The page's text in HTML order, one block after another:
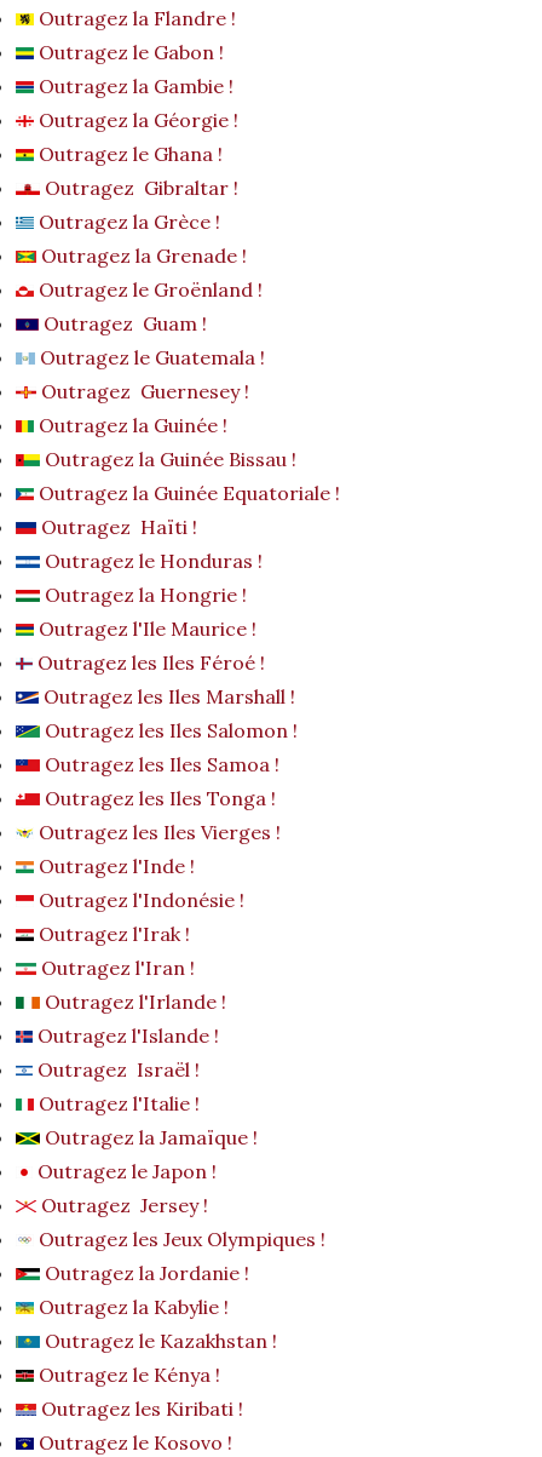
Outragez la Flandre !
Outragez le Gabon !
Outragez la Gambie !
Outragez la Géorgie !
Outragez le Ghana !
Outragez Gibraltar !
Outragez la Grèce !
Outragez la Grenade !
Outragez le Groënland !
Outragez Guam !
Outragez le Guatemala !
Outragez Guernesey !
Outragez la Guinée !
Outragez la Guinée Bissau !
Outragez la Guinée Equatoriale !
Outragez Haïti !
Outragez le Honduras !
Outragez la Hongrie !
Outragez l'Ile Maurice !
Outragez les Iles Féroé !
Outragez les Iles Marshall !
Outragez les Iles Salomon !
Outragez les Iles Samoa !
Outragez les Iles Tonga !
Outragez les Iles Vierges !
Outragez l'Inde !
Outragez l'Indonésie !
Outragez l'Irak !
Outragez l'Iran !
Outragez l'Irlande !
Outragez l'Islande !
Outragez Israël !
Outragez l'Italie !
Outragez la Jamaïque !
Outragez le Japon !
Outragez Jersey !
Outragez les Jeux Olympiques !
Outragez la Jordanie !
Outragez la Kabylie !
Outragez le Kazakhstan !
Outragez le Kénya !
Outragez les Kiribati !
Outragez le Kosovo !